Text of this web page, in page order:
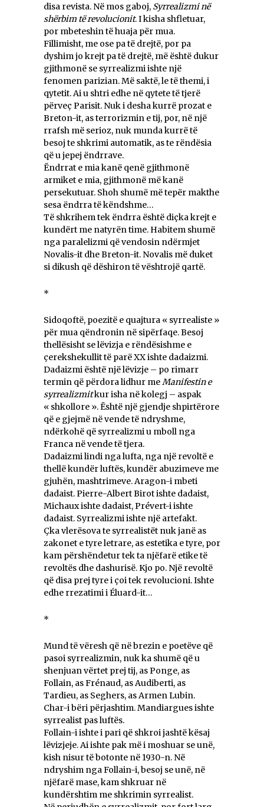
disa revista. Në mos gaboj, Syrrealizmi në
shërbim të revolucionit. I kisha shfletuar,
por mbeteshin të huaja për mua.
Fillimisht, me ose pa të drejtë, por pa
dyshim jo krejt pa të drejtë, më është dukur
gjithmonë se syrrealizmi ishte një
fenomen parizian. Më saktë, le të themi, i
qytetit. Ai u shtri edhe në qytete të tjerë
përveç Parisit. Nuk i desha kurrë prozat e
Breton-it, as terrorizmin e tij, por, në një
rrafsh më serioz, nuk munda kurrë të
besoj te shkrimi automatik, as te rëndësia
që u jepej ëndrrave.
Ëndrrat e mia kanë qenë gjithmonë
armiket e mia, gjithmonë më kanë
persekutuar. Shoh shumë më tepër makthe
sesa ëndrra të këndshme…
Të shkrihem tek ëndrra është diçka krejt e
kundërt me natyrën time. Habitem shumë
nga paralelizmi që vendosin ndërmjet
Novalis-it dhe Breton-it. Novalis më duket
si dikush që dëshiron të vështrojë qartë.
*
Sidoqoftë, poezitë e quajtura « syrrealiste »
për mua qëndronin në sipërfaqe. Besoj
thellësisht se lëvizja e rëndësishme e
çerekshekullit të parë XX ishte dadaizmi.
Dadaizmi është një lëvizje – po rimarr
termin që përdora lidhur meManifestin e
syrrealizmitkur isha në kolegj – aspak
« shkollore ». Është një gjendje shpirtërore
që e gjejmë në vende të ndryshme,
ndërkohë që syrrealizmi u mboll nga
Franca në vende të tjera.
Dadaizmi lindi nga lufta, nga një revoltë e
thellë kundër luftës, kundër abuzimeve me
gjuhën, mashtrimeve. Aragon-i mbeti
dadaist. Pierre-Albert Birot ishte dadaist,
Michaux ishte dadaist, Prévert-i ishte
dadaist. Syrrealizmi ishte një artefakt.
Çka vlerësova te syrrealistët nuk janë as
zakonet e tyre letrare, as estetika e tyre, por
kam përshëndetur tek ta njëfarë etike të
revoltës dhe dashurisë. Kjo po. Një revoltë
që disa prej tyre i çoi tek revolucioni. Ishte
edhe rrezatimi i Éluard-it…
*
Mund të vëresh që në brezin e poetëve që
pasoi syrrealizmin, nuk ka shumë që u
shenjuan vërtet prej tij, as Ponge, as
Follain, as Frénaud, as Audiberti, as
Tardieu, as Seghers, as Armen Lubin.
Char-i bëri përjashtim. Mandiargues ishte
syrrealist pas luftës.
Follain-i ishte i pari që shkroi jashtë kësaj
lëvizjeje. Ai ishte pak më i moshuar se unë,
kish nisur të botonte në 1930-n. Në
ndryshim nga Follain-i, besoj se unë, në
njëfarë mase, kam shkruar në
kundërshtim me shkrimin syrrealist.